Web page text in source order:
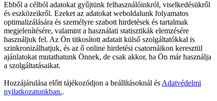
Ebből a célból adatokat gyűjtünk felhasználóinkról, viselkedésükről
és eszközeikről. Ezeket az adatokat weboldalunk folyamatos
optimalizálására és személyre szabott hirdetések és tartalmak
megjelenítésére, valamint a használati statisztikák elemzésére
használjuk fel. Az Ön titkosított adatait külső szolgáltatókkal is
szinkronizálhatjuk, és az ő online hirdetési csatornáikon keresztül
ajánlatokat mutathatunk Önnek, de csak akkor, ha Ön már használja
a szolgáltatásaikat.
Hozzájárulása előtt tájékozódjon a beállításoknál és Adatvédelmi
nyilatkozatunkban..